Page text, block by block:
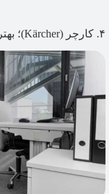
۴. کارچر (Kärcher)؛ بهترین برند دستگاه تصفیه هوا